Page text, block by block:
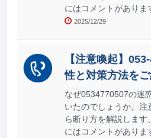
にはコメントがありま
2025/12/29
【注意喚起】
性と対策方法を
なぜ0534770507の迷
いたのでしょうか。
ら断り方を解説しま
にはコメントがありま